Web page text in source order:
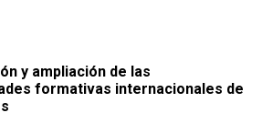
y ampliación de las
formativas internacionales de